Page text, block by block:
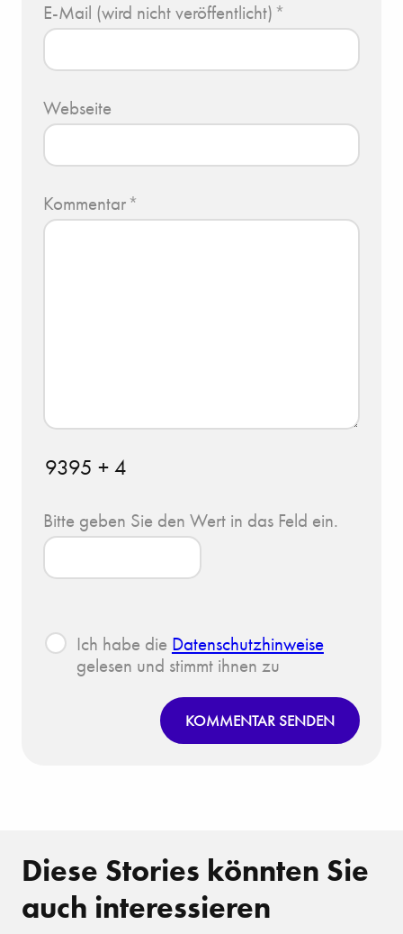
E-Mail (wird nicht veröffentlicht) *
Webseite
Kommentar*
9395 + 4
Bitte geben Sie den Wert in das Feld ein.
Ich habe die Datenschutzhinweise
gelesen und stimmt ihnen zu
KOMMENTAR SENDEN
Diese Stories könnten Sie
auch interessieren